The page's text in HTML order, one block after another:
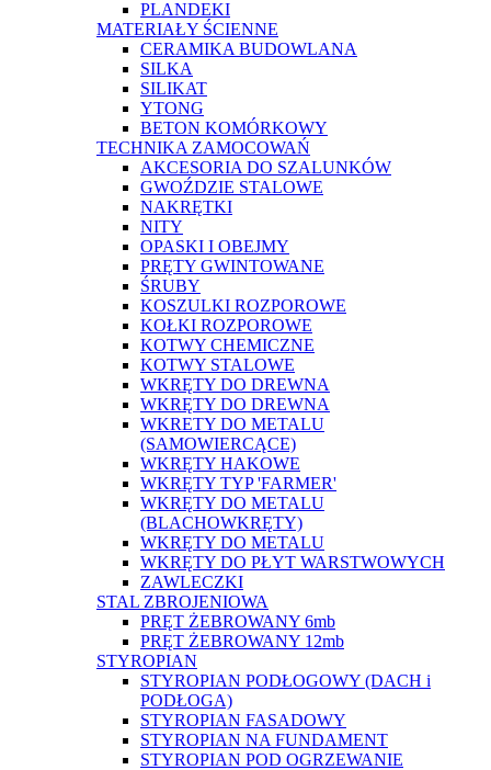
PLANDEKI
MATERIAŁY ŚCIENNE
CERAMIKA BUDOWLANA
SILKA
SILIKAT
YTONG
BETON KOMÓRKOWY
TECHNIKA ZAMOCOWAŃ
AKCESORIA DO SZALUNKÓW
GWOŹDZIE STALOWE
NAKRĘTKI
NITY
OPASKI I OBEJMY
PRĘTY GWINTOWANE
ŚRUBY
KOSZULKI ROZPOROWE
KOŁKI ROZPOROWE
KOTWY CHEMICZNE
KOTWY STALOWE
WKRĘTY DO DREWNA
WKRĘTY DO DREWNA
WKRETY DO METALU
(SAMOWIERCĄCE)
WKRĘTY HAKOWE
WKRĘTY TYP 'FARMER'
WKRĘTY DO METALU
(BLACHOWKRĘTY)
WKRĘTY DO METALU
WKRĘTY DO PŁYT WARSTWOWYCH
ZAWLECZKI
STAL ZBROJENIOWA
PRĘT ŻEBROWANY 6mb
PRĘT ŻEBROWANY 12mb
STYROPIAN
STYROPIAN PODŁOGOWY (DACH i
PODŁOGA)
STYROPIAN FASADOWY
STYROPIAN NA FUNDAMENT
STYROPIAN POD OGRZEWANIE